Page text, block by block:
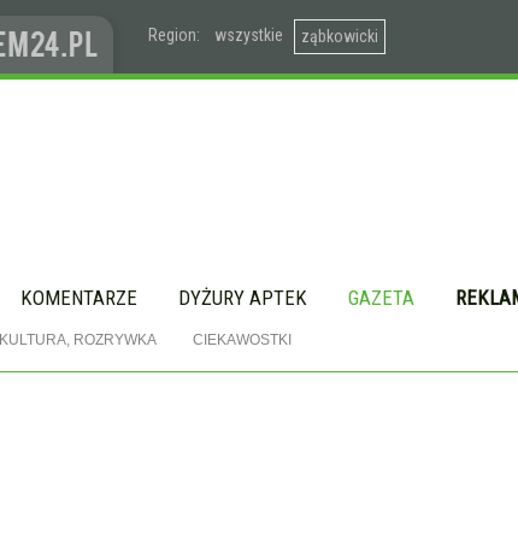
Region: wszystkie ząbkowicki
KOMENTARZE DYŻURY APTEK GAZETA
KULTURA, ROZRYWKA CIEKAWOSTKI